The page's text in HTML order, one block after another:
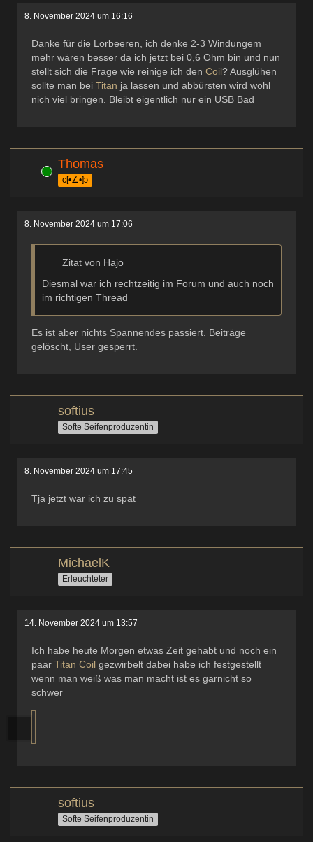
8. November 2024 um 16:16
Danke für die Lorbeeren, ich denke 2-3 Windungem
mehr wären besser da ich jetzt bei 0,6 Ohm bin und nun
stellt sich die Frage wie reinige ich den Coil? Ausglühen
sollte man bei Titan ja lassen und abbürsten wird wohl
nich viel bringen. Bleibt eigentlich nur ein USB Bad
Online Thomas
c[•∠•]ɔ
8. November 2024 um 17:06
Zitat von Hajo
Diesmal war ich rechtzeitig im Forum und auch noch
im richtigen Thread
Es ist aber nichts Spannendes passiert. Beiträge
gelöscht, User gesperrt.
softius
Softe Seifenproduzentin
8. November 2024 um 17:45
Tja jetzt war ich zu spät
MichaelK
Erleuchteter
14. November 2024 um 13:57
Ich habe heute Morgen etwas Zeit gehabt und noch ein
paar Titan Coil gezwirbelt dabei habe ich festgestellt
wenn man weiß was man macht ist es garnicht so
schwer
softius
Softe Seifenproduzentin